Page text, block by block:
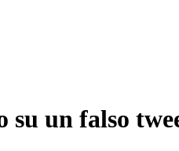
un falso